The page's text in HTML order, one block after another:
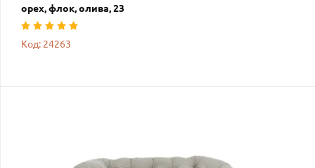
орех, флок, олива, 23
Код: 24263